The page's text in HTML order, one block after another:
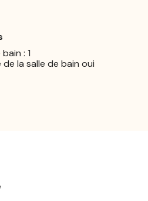
: 1
la salle de bain oui